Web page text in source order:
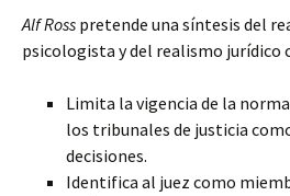
Alf Ross pretende una síntesis del
psicologista y del realismo jurídico
Limita la vigencia de la
los tribunales de justicia
decisiones.
Identifica al juez como